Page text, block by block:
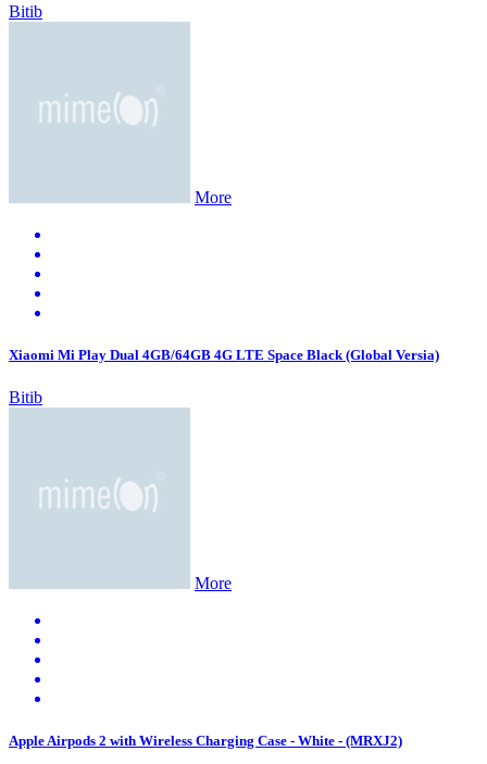
Bitib
More
Xiaomi Mi Play Dual 4GB/64GB 4G LTE Space Black (Global Versia)
Bitib
More
Apple Airpods 2 with Wireless Charging Case - White - (MRXJ2)